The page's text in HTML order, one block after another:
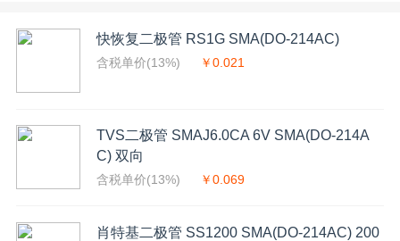
快恢复二极管 RS1G SMA(DO-214AC)
含税单价(13%) ￥0.021
TVS二极管 SMAJ6.0CA 6V SMA(DO-214A
C) 双向
含税单价(13%) ￥0.069
肖特基二极管 SS1200 SMA(DO-214AC) 200